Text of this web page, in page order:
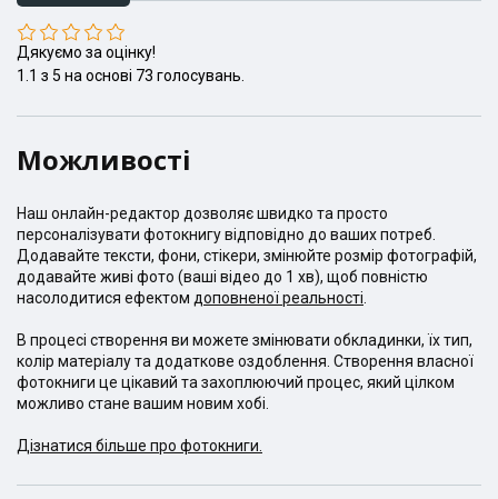
народження - все розміщено у хронологічному порядку,
підписано і зафіксовано.
Для того, щоб зберегти можливість писати на сторінках (яких
у книзі аж 40), ми прибрали опцію ламінування для цифрового
квадратних форматах. Просто підготуй потрібні зображення і
Дякуємо за оцінку!
1.1 з 5 на основі 73 голосувань.
Можливості
Наш онлайн-редактор дозволяє швидко та просто
персоналізувати фотокнигу відповідно до ваших потреб.
Додавайте тексти, фони, стікери, змінюйте розмір фотографій,
додавайте живі фото (ваші відео до 1 хв), щоб повністю
насолодитися ефектом доповненої реальності
В процесі створення ви можете змінювати обкладинки, їх тип,
колір матеріалу та додаткове оздоблення. Створення власної
фотокниги це цікавий та захоплюючий процес, який цілком
можливо стане вашим новим хобі.
Дізнатися більше про фотокниги.